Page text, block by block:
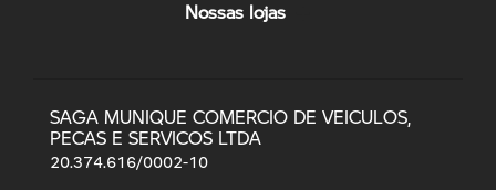
Nossas lojas
SAGA MUNIQUE COMERCIO DE VEICULOS,
PECAS E SERVICOS LTDA
20.374.616/0002-10